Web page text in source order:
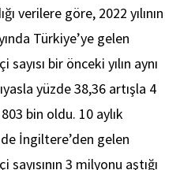
verilere göre, 2022 yılının
Türkiye’ye gelen
sayısı bir önceki yılın aynı
yüzde 38,36 artışla 4
bin oldu. 10 aylık
İngiltere’den gelen
sayısının 3 milyonu aştığı